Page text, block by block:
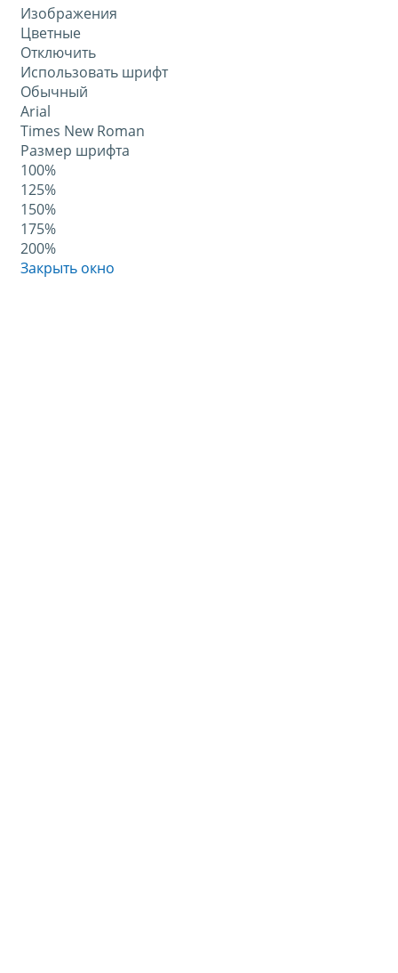
Изображения
Цветные
Отключить
Использовать шрифт
Обычный
Arial
Times New Roman
Размер шрифта
100%
125%
150%
175%
200%
Закрыть окно